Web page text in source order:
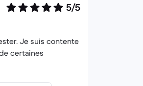
5/5
Je suis contente
certaines